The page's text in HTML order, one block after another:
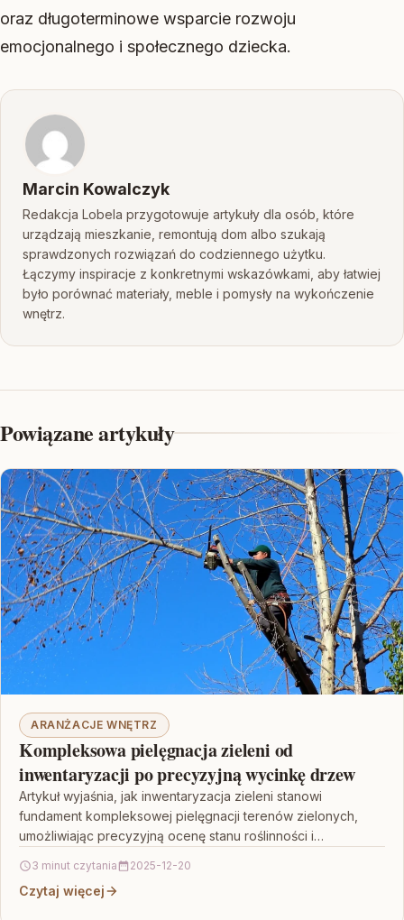
oraz długoterminowe wsparcie rozwoju
emocjonalnego i społecznego dziecka.
Marcin Kowalczyk
Redakcja Lobela przygotowuje artykuły dla osób, które
urządzają mieszkanie, remontują dom albo szukają
sprawdzonych rozwiązań do codziennego użytku.
Łączymy inspiracje z konkretnymi wskazówkami, aby łatwiej
było porównać materiały, meble i pomysły na wykończenie
wnętrz.
Powiązane artykuły
ARANŻACJE WNĘTRZ
Kompleksowa pielęgnacja zieleni od
inwentaryzacji po precyzyjną wycinkę drzew
Artykuł wyjaśnia, jak inwentaryzacja zieleni stanowi
fundament kompleksowej pielęgnacji terenów zielonych,
umożliwiając precyzyjną ocenę stanu roślinności i
dalszych częściach…
3 minut czytania 2025-12-20
Czytaj więcej